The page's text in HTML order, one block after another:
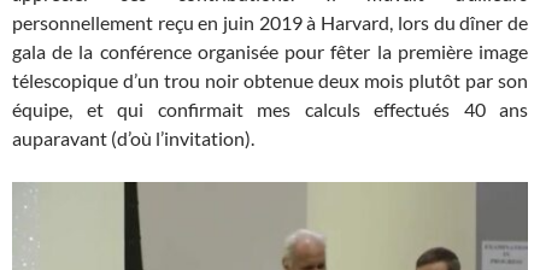
personnellement reçu en juin 2019 à Harvard, lors du dîner de
gala de la conférence organisée pour fêter la première image
télescopique d’un trou noir obtenue deux mois plutôt par son
équipe, et qui confirmait mes calculs effectués 40 ans
auparavant (d’où l’invitation).